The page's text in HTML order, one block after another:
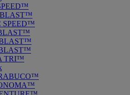
SPEED™
TRI™